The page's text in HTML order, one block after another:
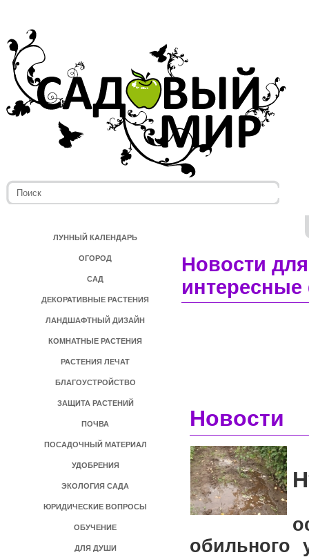
ЛУННЫЙ КАЛЕНДАРЬ
ОГОРОД
САД
ДЕКОРАТИВНЫЕ РАСТЕНИЯ
ЛАНДШАФТНЫЙ ДИЗАЙН
КОМНАТНЫЕ РАСТЕНИЯ
РАСТЕНИЯ ЛЕЧАТ
БЛАГОУСТРОЙСТВО
ЗАЩИТА РАСТЕНИЙ
ПОЧВА
ПОСАДОЧНЫЙ МАТЕРИАЛ
УДОБРЕНИЯ
ЭКОЛОГИЯ САДА
ЮРИДИЧЕСКИЕ ВОПРОСЫ
ОБУЧЕНИЕ
ДЛЯ ДУШИ
Новости
Новости
обильного